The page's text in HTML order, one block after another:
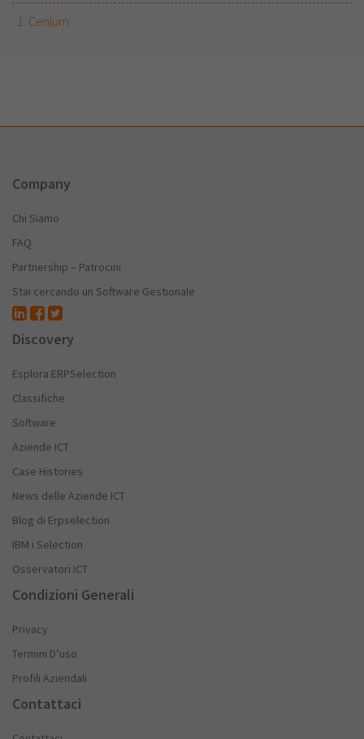
Cenium
Company
Chi Siamo
FAQ
Partnership – Patrocini
Stai cercando un Software Gestionale
Discovery
Esplora ERPSelection
Classifiche
Software
Aziende ICT
Case Histories
News delle Aziende ICT
Blog di Erpselection
IBM i Selection
Osservatori ICT
Condizioni Generali
Privacy
Termini D’uso
Profili Aziendali
Contattaci